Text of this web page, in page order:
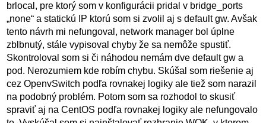
brlocal, pre ktorý som v konfigurácii pridal v bridge_ports
„none“ a statickú IP ktorú som si zvolil aj s default gw. Avšak
tento návrh mi nefungoval, network manager bol úplne
zblbnutý, stále vypisoval chyby že sa nemôže spustiť.
Skontroloval som si či náhodou nemám dve default gw a
pod. Nerozumiem kde robím chybu. Skúšal som riešenie aj
cez OpenvSwitch podľa rovnakej logiky ale tiež som narazil
na podobný problém. Potom som sa rozhodol to skusiť
spraviť aj na CentOS podľa rovnakej logiky ale nefungovalo